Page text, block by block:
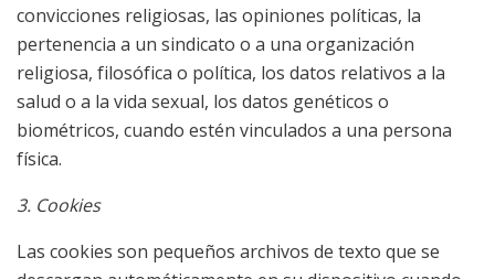
convicciones religiosas, las opiniones políticas, la
pertenencia a un sindicato o a una organización
religiosa, filosófica o política, los datos relativos a la
salud o a la vida sexual, los datos genéticos o
biométricos, cuando estén vinculados a una persona
física.
3. Cookies
Las cookies son pequeños archivos de texto que se